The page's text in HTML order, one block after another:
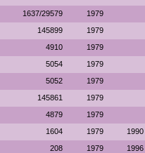
1637/29579 1979
145899 1979
4910 1979
5054 1979
5052 1979
145861 1979
4879 1979
1604 1979 1990
208 1979 1996